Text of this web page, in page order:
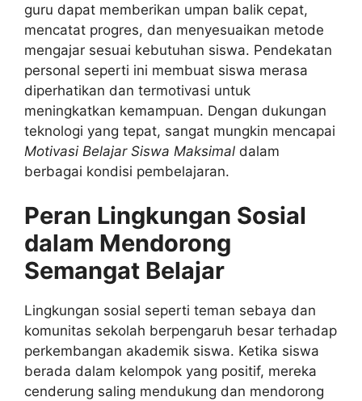
guru dapat memberikan umpan balik cepat,
mencatat progres, dan menyesuaikan metode
mengajar sesuai kebutuhan siswa. Pendekatan
personal seperti ini membuat siswa merasa
diperhatikan dan termotivasi untuk
meningkatkan kemampuan. Dengan dukungan
teknologi yang tepat, sangat mungkin mencapai
Motivasi Belajar Siswa Maksimal dalam
berbagai kondisi pembelajaran.
Peran Lingkungan Sosial
dalam Mendorong
Semangat Belajar
Lingkungan sosial seperti teman sebaya dan
komunitas sekolah berpengaruh besar terhadap
perkembangan akademik siswa. Ketika siswa
berada dalam kelompok yang positif, mereka
cenderung saling mendukung dan mendorong